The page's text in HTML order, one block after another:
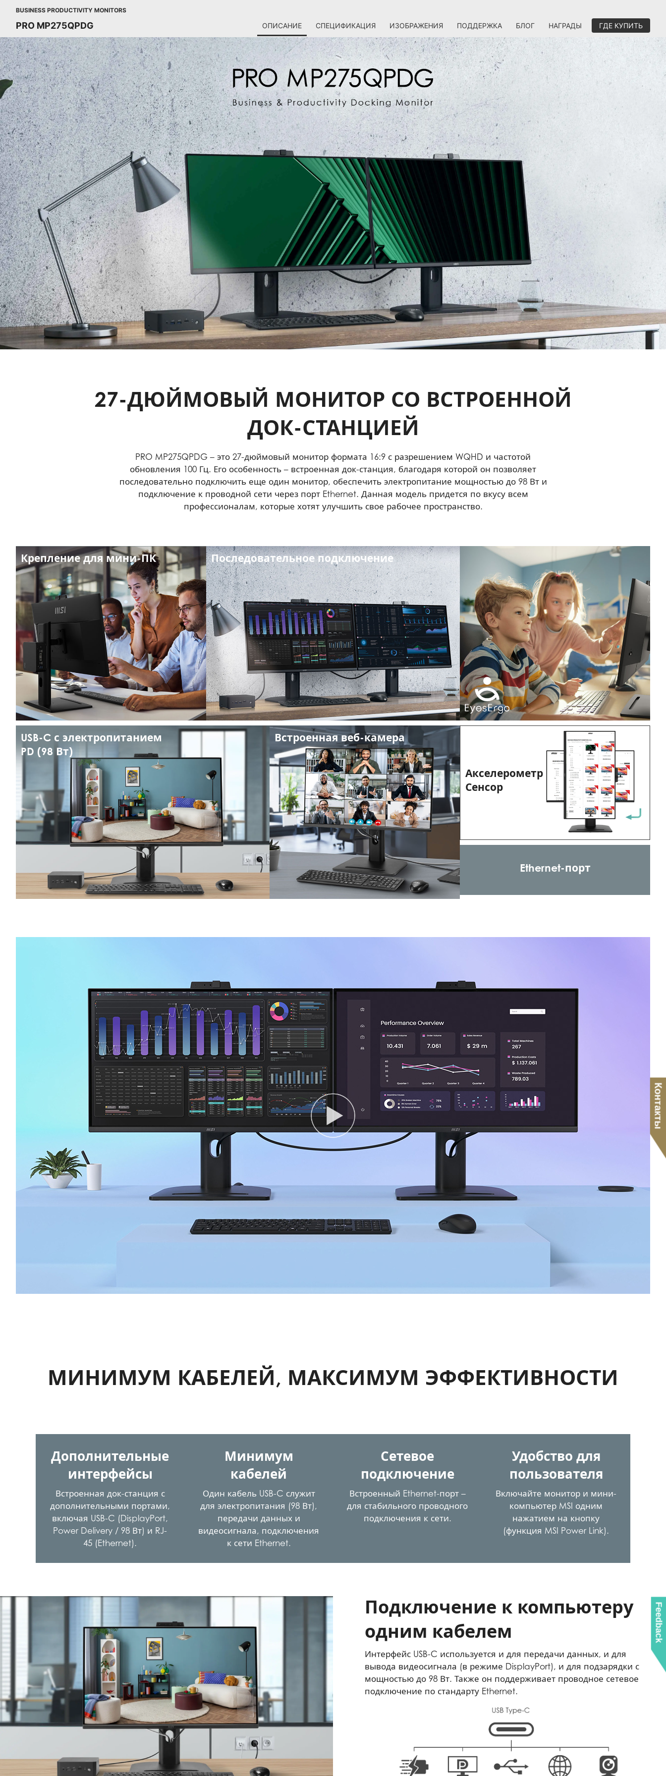
BUSINESS PRODUCTIVITY MONITORS
PRO MP275QPDG ОПИСАНИЕ СПЕЦИФИКАЦИЯ ИЗОБРАЖЕНИЯ ПОДДЕРЖКА БЛОГ НАГРАДЫ ГДЕ КУПИТЬ
27-ДЮЙМОВЫЙ МОНИТОР СО ВСТРОЕННОЙ
ДОК-СТАНЦИЕЙ
PRO MP275QPDG – это 27-дюймовый монитор формата 16:9 с разрешением WQHD и частотой
обновления 100 Гц. Его особенность – встроенная док-станция, благодаря которой он позволяет
последовательно подключить еще один монитор, обеспечить электропитание мощностью до 98 Вт и
подключение к проводной сети через порт Ethernet. Данная модель придется по вкусу всем
профессионалам, которые хотят улучшить свое рабочее пространство.
Крепление для мини-ПК Последовательное подключение
USB-C с электропитанием
PD (98 Вт)
Встроенная веб-камера
Акселерометр
Сенсор
Ethernet-порт
МИНИМУМ КАБЕЛЕЙ, МАКСИМУМ ЭФФЕКТИВНОСТИ
Дополнительные
интерфейсы
Встроенная док-станция с
дополнительными портами,
включая USB-C (DisplayPort,
Power Delivery / 98 Вт) и RJ-
45 (Ethernet).
Минимум
кабелей
Один кабель USB-C служит
для электропитания (98 Вт),
передачи данных и
видеосигнала, подключения
к сети Ethernet.
Сетевое
подключение
Встроенный Ethernet-порт –
для стабильного проводного
подключения к сети.
Удобство для
пользователя
Включайте монитор и мини-
компьютер MSI одним
нажатием на кнопку
(функция MSI Power Link).
Подключение к компьютеру
одним кабелем
Интерфейс USB-C используется и для передачи данных, и для
вывода видеосигнала (в режиме DisplayPort), и для подзарядки с
мощностью до 98 Вт. Также он поддерживает проводное сетевое
подключение по стандарту Ethernet.
Контакты
Feedback